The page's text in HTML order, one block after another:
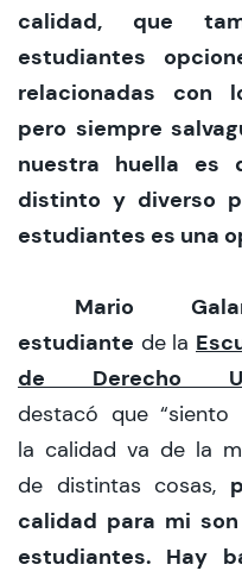
calidad, que
estudiantes
relacionadas con
pero siempre
nuestra huella es
distinto y diverso
estudiantes es una
Mario
estudiante de la
de Derecho
destacó que “siento
la calidad va de la
de distintas cosas,
calidad para mi
estudiantes. Hay